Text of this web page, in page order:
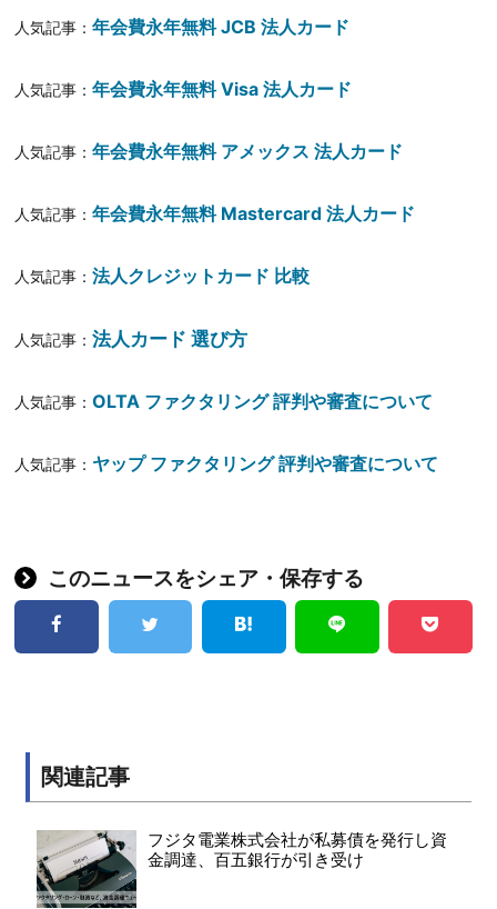
人気記事：年会費永年無料 JCB 法人カード
人気記事：年会費永年無料 Visa 法人カード
人気記事：年会費永年無料 アメックス 法人カード
人気記事：年会費永年無料 Mastercard 法人カード
人気記事：法人クレジットカード 比較
人気記事：法人カード 選び方
人気記事：OLTA ファクタリング 評判や審査について
人気記事： ヤップ ファクタリング 評判や審査について
このニュースをシェア・保存する
関連記事
フジタ電業株式会社が私募債を発行し資
金調達、百五銀行が引き受け